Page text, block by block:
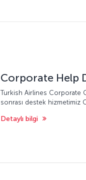
Corporate Help
Turkish Airlines Corporate
sonrası destek hizmetimiz
Detaylı bilgi